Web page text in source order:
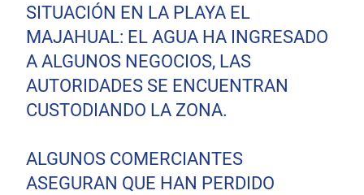
SITUACIÓN EN LA PLAYA EL
MAJAHUAL: EL AGUA HA INGRESADO
A ALGUNOS NEGOCIOS, LAS
AUTORIDADES SE ENCUENTRAN
CUSTODIANDO LA ZONA.
ALGUNOS COMERCIANTES
ASEGURAN QUE HAN PERDIDO